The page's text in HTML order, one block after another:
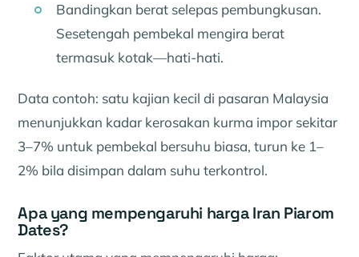
Bandingkan berat selepas pembungkusan.
Sesetengah pembekal mengira berat
termasuk kotak—hati-hati.
Data contoh: satu kajian kecil di pasaran Malaysia
menunjukkan kadar kerosakan kurma impor sekitar
3–7% untuk pembekal bersuhu biasa, turun ke 1–
2% bila disimpan dalam suhu terkontrol.
Apa yang mempengaruhi harga Iran Piarom
Dates?